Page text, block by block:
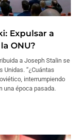
Expulsar a
ONU?
a Joseph Stalin se
“¿Cuántas
interrumpiendo
una época pasada.